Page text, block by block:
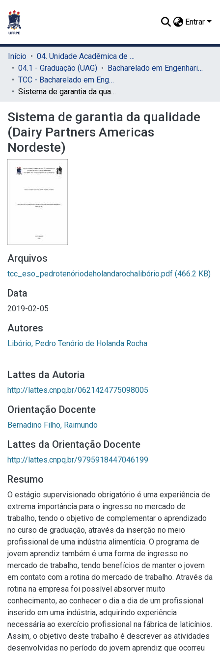
Entrar
Início
04. Unidade Acadêmica de Garanhuns (UAG)
04.1 - Graduação (UAG)
Bacharelado em Engenharia de Alimentos (UAG)
TCC - Bacharelado em Engenharia de Alimentos (UAG)
Sistema de garantia da qualidade (Dairy Partners Americas Nordeste)
Sistema de garantia da qualidade
(Dairy Partners Americas
Nordeste)
Arquivos
tcc_eso_pedrotenóriodeholandarochalibório.pdf (466.2 KB)
Data
2019-02-05
Autores
Libório, Pedro Tenório de Holanda Rocha
Lattes da Autoria
http://lattes.cnpq.br/0621424775098005
Orientação Docente
Bernadino Filho, Raimundo
Lattes da Orientação Docente
http://lattes.cnpq.br/9795918447046199
Resumo
O estágio supervisionado obrigatório é uma experiência de
extrema importância para o ingresso no mercado de
trabalho, tendo o objetivo de complementar o aprendizado
no curso de graduação, através da inserção no meio
profissional de uma indústria alimentícia. O programa de
jovem aprendiz também é uma forma de ingresso no
mercado de trabalho, tendo benefícios de manter o jovem
em contato com a rotina do mercado de trabalho. Através da
rotina na empresa foi possível absorver muito
conhecimento, ao conhecer o dia a dia de um profissional
inserido em uma indústria, adquirindo experiência
necessária ao exercício profissional na fábrica de laticínios.
Assim, o objetivo deste trabalho é descrever as atividades
desenvolvidas no período do jovem aprendiz que ocorreu